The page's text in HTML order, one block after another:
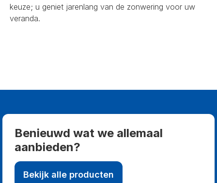
keuze; u geniet jarenlang van de zonwering voor uw
veranda.
Benieuwd wat we allemaal
aanbieden?
Bekijk alle producten